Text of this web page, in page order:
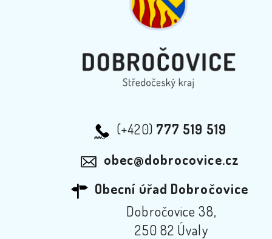
(+420) 777 519 519
obec@dobrocovice.cz
Obecní úřad Dobročovice
Dobročovice 38,
250 82 Úvaly